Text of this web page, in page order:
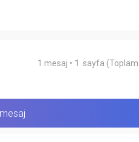
1 mesaj • 1 . sayfa (Toplam